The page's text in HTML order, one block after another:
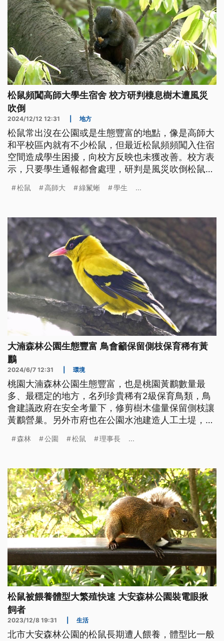
松鼠頻闖高師大學生宿舍 校方研判棲息樹木遭風災
吹倒
2024/12/12 12:31 地方
松鼠常出沒在公園或是生態豐富的地點，像是高師大
和平校區內就有不少松鼠，但最近松鼠頻頻闖入住宿
空間造成學生困擾，向校方反映也未獲改善。校方表
示，只要學生通報都會處理，研判是風災吹倒松鼠棲
松鼠 高師大 綠鬣蜥 學生 ...
大湳森林公園生態豐富 鳥會籲保留側枝保育稀有黃
鸝
2024/6/7 12:31 環境
桃園大湳森林公園生態豐富，也是桃園黃鸝數量最
多、最穩定的地方，名列珍貴稀有2級保育鳥類，鳥
會建議政府在安全考量下，修剪樹木儘量保留側枝讓
黃鸝營巢。另外市府也在公園水池建造人工土堤，協
森林 公園 松鼠 理事長 ...
松鼠被餵養體型大繁殖快速 大安森林公園裝電眼揪
飼者
2023/12/8 19:31 生活
北市大安森林公園的松鼠長期遭人餵養，體型比一般